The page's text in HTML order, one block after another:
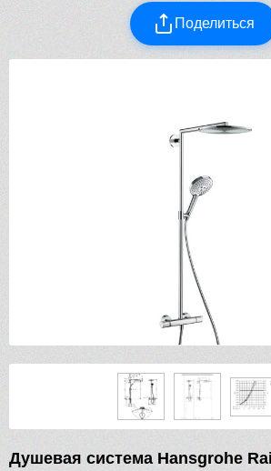
Поделиться
Душевая система Hansgrohe